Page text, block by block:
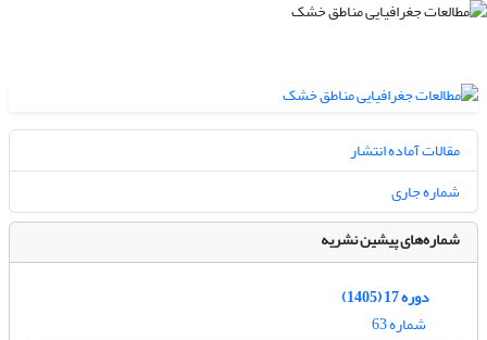
مقالات آماده انتشار
شماره جاری
شماره‌های پیشین نشریه
دوره 17 (1405)
شماره 63